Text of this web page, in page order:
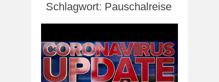
Schlagwort: Pauschalreise